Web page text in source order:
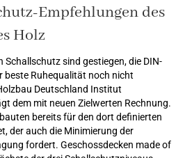
Empfehlungen des
Holz
Schallschutz sind gestiegen, die DIN-
beste Ruhequalität noch nicht
Deutschland Institut
dem mit neuen Zielwerten Rechnung.
bereits für den dort definierten
der auch die Minimierung der
fordert. Geschossdecken made of